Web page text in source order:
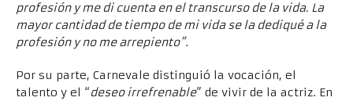
profesión y me di cuenta en el transcurso de la vida. La
mayor cantidad de tiempo de mi vida se la dediqué a la
profesión y no me arrepiento”.
Por su parte, Carnevale distinguió la vocación, el
talento y el “deseo irrefrenable” de vivir de la actriz. En